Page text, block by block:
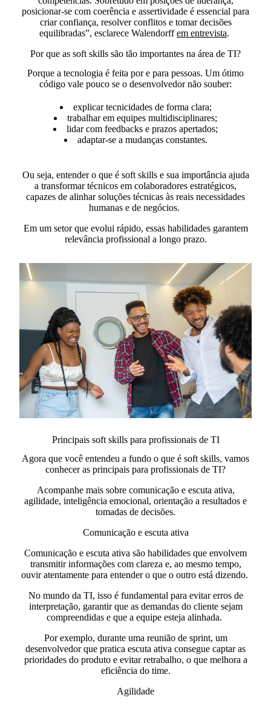
posicionar-se com coerência e assertividade é essencial para
criar confiança, resolver conflitos e tomar decisões
equilibradas”, esclarece Walendorffem entrevista.
Por que as soft skills são tão importantes na área de TI?
Porque a tecnologia é feita por e para pessoas. Um ótimo
código vale pouco se o desenvolvedor não souber:
explicar tecnicidades de forma clara;
trabalhar em equipes multidisciplinares;
lidar com feedbacks e prazos apertados;
adaptar-se a mudanças constantes.
Ou seja, entender o que é soft skills​ e sua importância ajuda
a transformar técnicos em colaboradores estratégicos,
capazes de alinhar soluções técnicas às reais necessidades
humanas e de negócios.
Em um setor que evolui rápido, essas habilidades garantem
relevância profissional a longo prazo.
Principais soft skills para profissionais de TI
Agora que você entendeu a fundo o que é soft skills​, vamos
conhecer as principais para profissionais de TI?
Acompanhe mais sobre comunicação e escuta ativa,
agilidade, inteligência emocional, orientação a resultados e
tomadas de decisões.
Comunicação e escuta ativa
Comunicação e escuta ativa são habilidades que envolvem
transmitir informações com clareza e, ao mesmo tempo,
ouvir atentamente para entender o que o outro está dizendo.
No mundo da TI, isso é fundamental para evitar erros de
interpretação, garantir que as demandas do cliente sejam
compreendidas e que a equipe esteja alinhada.
Por exemplo, durante uma reunião de sprint, um
desenvolvedor que pratica escuta ativa consegue captar as
prioridades do produto e evitar retrabalho, o que melhora a
eficiência do time.
Agilidade